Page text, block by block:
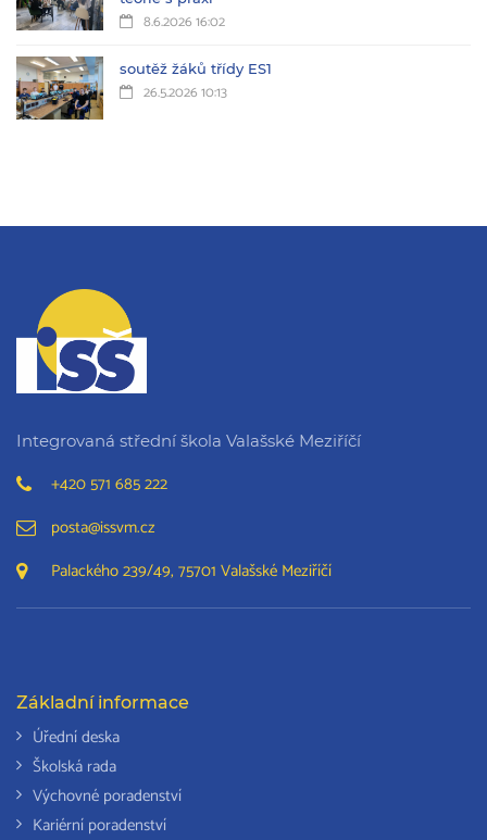
8.6.2026 16:02
soutěž žáků třídy ES1
26.5.2026 10:13
Integrovaná střední škola Valašské Meziříčí
+420 571 685 222
posta@issvm.cz
Palackého 239/49, 75701 Valašské Meziříčí
Základní informace
Úřední deska
Školská rada
Výchovné poradenství
Kariérní poradenství